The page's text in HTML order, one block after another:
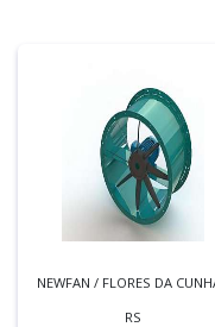
NEWFAN / FLORES DA
RS